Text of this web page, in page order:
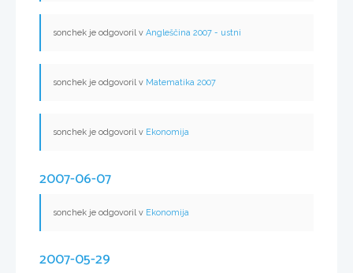
sonchek je odgovoril v Angleščina 2007 - ustni
sonchek je odgovoril v Matematika 2007
sonchek je odgovoril v Ekonomija
2007-06-07
sonchek je odgovoril v Ekonomija
2007-05-29